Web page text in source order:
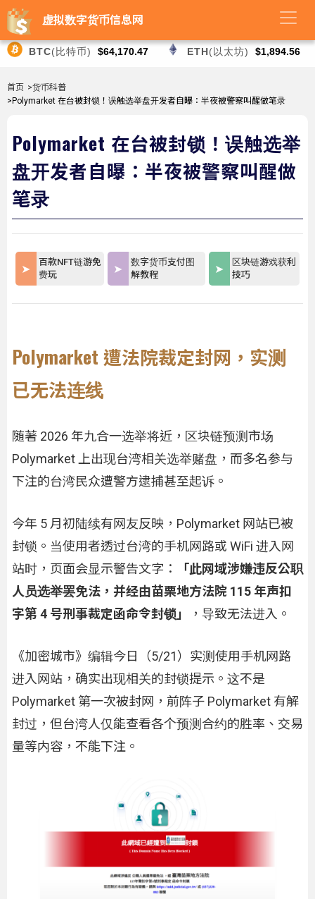
虚拟数字货币信息网
BTC(比特币) $64,170.47 ETH(以太坊) $1,894.56
首页 >货币科普
>Polymarket 在台被封锁！误触选举盘开发者自曝：半夜被警察叫醒做笔录
Polymarket 在台被封锁！误触选举
盘开发者自曝：半夜被警察叫醒做
笔录
百款NFT链游免
费玩
数字货币支付图
解教程
区块链游戏获利
技巧
Polymarket 遭法院裁定封网，实测
已无法连线
随著 2026 年九合一选举将近，区块链预测市场
Polymarket 上出现台湾相关选举赌盘，而多名参与
下注的台湾民众遭警方逮捕甚至起诉。
今年 5 月初陆续有网友反映，Polymarket 网站已被
封锁。当使用者透过台湾的手机网路或 WiFi 进入网
站时，页面会显示警告文字：
「此网域涉嫌违反公职
人员选举罢免法，并经由苗栗地方法院 115 年声扣
字第 4 号刑事裁定函命令封锁」
，导致无法进入。
《加密城市》编辑今日（5/21）实测使用手机网路
进入网站，确实出现相关的封锁提示。这不是
Polymarket 第一次被封网，前阵子 Polymarket 有解
封过，但台湾人仅能查看各个预测合约的胜率、交易
量等内容，不能下注。